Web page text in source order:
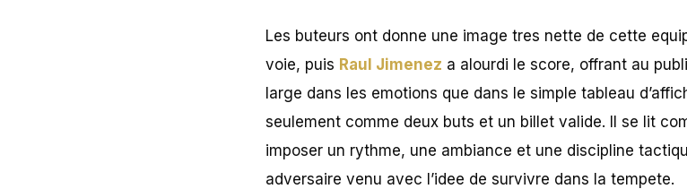
Les buteurs ont donne une image tres nette de cette
voie, puis Raul Jimenez a alourdi le score, offrant au
large dans les emotions que dans le simple tableau
seulement comme deux buts et un billet valide. Il se lit
imposer un rythme, une ambiance et une discipline
adversaire venu avec l’idee de survivre dans la tempete.